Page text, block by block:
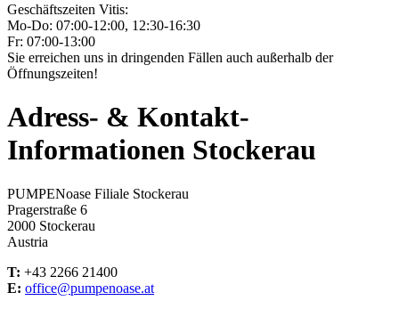
Geschäftszeiten Vitis:
Mo-Do: 07:00-12:00, 12:30-16:30
Fr: 07:00-13:00
Sie erreichen uns in dringenden Fällen auch außerhalb der
Öffnungszeiten!
Adress- & Kontakt-
Informationen Stockerau
PUMPENoase Filiale Stockerau
Pragerstraße 6
2000 Stockerau
Austria
T: +43 2266 21400
E: office@pumpenoase.at